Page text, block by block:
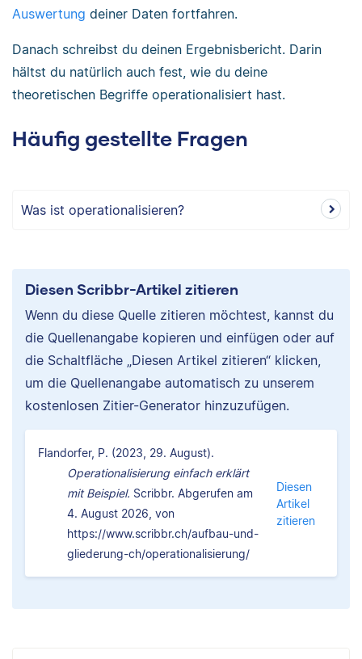
Auswertung deiner Daten fortfahren.
Danach schreibst du deinen Ergebnisbericht. Darin
hältst du natürlich auch fest, wie du deine
theoretischen Begriffe operationalisiert hast.
Häufig gestellte Fragen
Was ist operationalisieren?
Diesen Scribbr-Artikel zitieren
Wenn du diese Quelle zitieren möchtest, kannst du
die Quellenangabe kopieren und einfügen oder auf
die Schaltfläche „Diesen Artikel zitieren“ klicken,
um die Quellenangabe automatisch zu unserem
kostenlosen Zitier-Generator hinzuzufügen.
Flandorfer, P. (2023, 29. August).
Operationalisierung einfach erklärt
mit Beispiel. Scribbr. Abgerufen am
4. August 2026, von
https://www.scribbr.ch/aufbau-und-
gliederung-ch/operationalisierung/
Diesen
Artikel
zitieren